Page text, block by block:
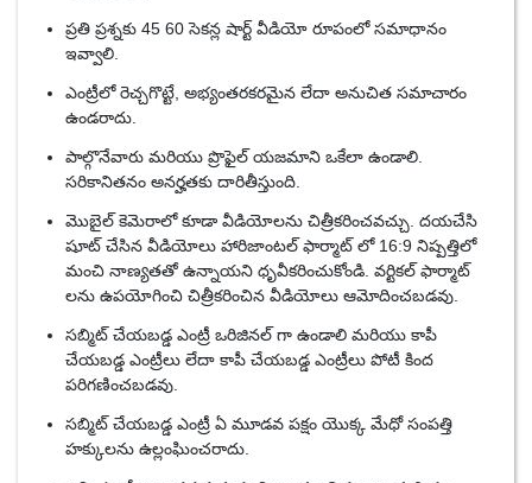
ప్రతి ప్రశ్నకు 45 60 సెకన్ల షార్ట్ వీడియో రూపంలో సమాధానం
ఇవ్వాలి.
ఎంట్రీలో రెచ్చగొట్టే, అభ్యంతరకరమైన లేదా అనుచిత సమాచారం
ఉండరాదు.
పాల్గొనేవారు మరియు ప్రొఫైల్ యజమాని ఒకేలా ఉండాలి.
సరికానితనం అనర్హతకు దారితీస్తుంది.
మొబైల్ కెమెరాలో కూడా వీడియోలను చిత్రీకరించవచ్చు. దయచేసి
షూట్ చేసిన వీడియోలు హారిజాంటల్ ఫార్మాట్ లో 16:9 నిష్పత్తిలో
మంచి నాణ్యతతో ఉన్నాయని ధృవీకరించుకోండి. వర్టికల్ ఫార్మాట్
లను ఉపయోగించి చిత్రీకరించిన వీడియోలు ఆమోదించబడవు.
సబ్మిట్ చేయబడ్డ ఎంట్రీ ఒరిజినల్ గా ఉండాలి మరియు కాపీ
చేయబడ్డ ఎంట్రీలు లేదా కాపీ చేయబడ్డ ఎంట్రీలు పోటీ కింద
పరిగణించబడవు.
సబ్మిట్ చేయబడ్డ ఎంట్రీ ఏ మూడవ పక్షం యొక్క మేధో సంపత్తి
హక్కులను ఉల్లంఘించరాదు.